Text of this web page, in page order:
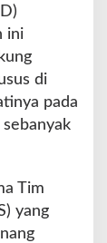
ini
di
pada
Tim
yang